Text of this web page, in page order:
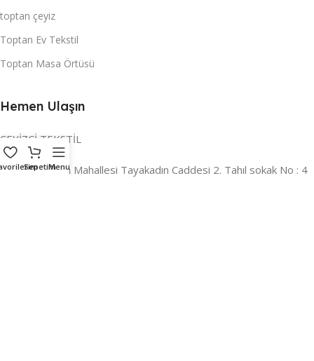
toptan çeyiz
Toptan Ev Tekstil
Toptan Masa Örtüsü
Hemen Ulaşın
ÇEYİZCİ TEKSTİL
Adres:Reyhan Mahallesi Tayakadın Caddesi 2. Tahıl sokak No : 4
SepetimMenu